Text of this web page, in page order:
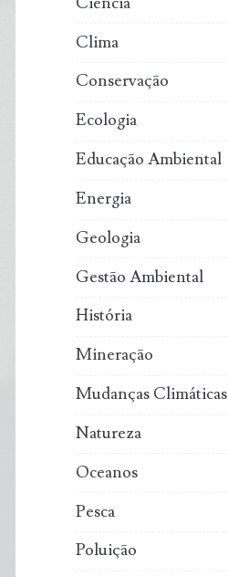
Clima
Conservação
Ecologia
Educação Ambiental
Energia
Geologia
Gestão Ambiental
História
Mineração
Mudanças Climáticas
Natureza
Oceanos
Pesca
Poluição